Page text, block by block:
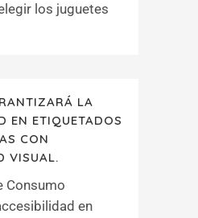
los juguetes
LA
EN ETIQUETADOS
CON
VISUAL.
Consumo
en